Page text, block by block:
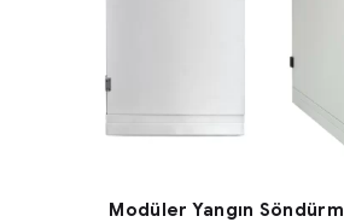
Modüler Yangın